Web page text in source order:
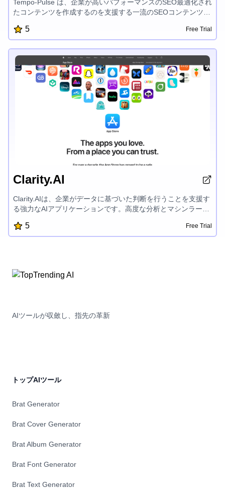
Tempo-Pulse は、企業が高いパフォーマンスのSEO最適化され
たコンテンツを作成するのを支援する一流のSEOコンテンツ制
り、ユーザーは魅力的な概要、説明、記事を簡単に生成できま
す。そしてそれらは検索エンジンでランク付けされ、オーディ
5 Free Trial
Clarity.AI
Clarity.AIは、企業がデータに基づいた判断を行うことを支援す
る強力なAIアプリケーションです。高度な分析とマシンラーニ
関する包括的な洞察を提供します。直感的なダッシュボードに
は、カスタマイズ可能なレポートと可視化ツールが搭載されて
全体の業績を一元的に把握することができます。使いやすいイ
ンターフェイスと堅牢なセキュリティ機能により、データ分析
5 Free Trial
AIツールが収斂し、指先の革新
トップAIツール
Brat Generator
Brat Cover Generator
Brat Album Generator
Brat Font Generator
Brat Text Generator